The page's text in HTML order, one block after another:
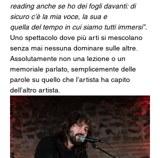
reading anche se ho dei fogli davanti: di
sicuro c’è la mia voce, la sua e
quella del tempo in cui siamo tutti immersi”.
Uno spettacolo dove più arti si mescolano
senza mai nessuna dominare sulle altre.
Assolutamente non una lezione o un
memoriale parlato, semplicemente delle
parole su quello che l’artista ha capito
dell’altro artista.